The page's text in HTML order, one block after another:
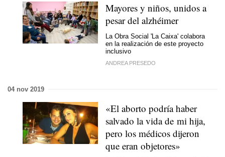
Mayores y niños, unidos a
pesar del alzhéimer
La Obra Social 'La Caixa' colabora
en la realización de este proyecto
inclusivo
ANDREA PRESEDO
04 nov 2019
«El aborto podría haber
salvado la vida de mi hija,
pero los médicos dijeron
que eran objetores»